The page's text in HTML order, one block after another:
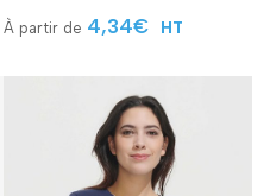
4,34€ HT